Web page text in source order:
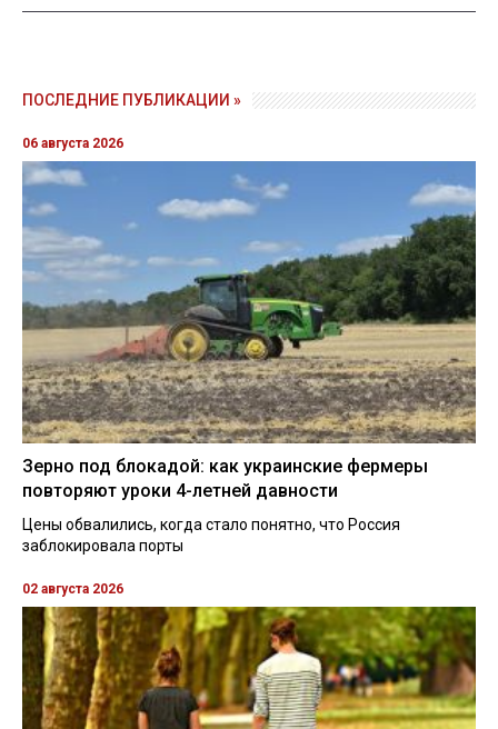
ПОСЛЕДНИЕ ПУБЛИКАЦИИ »
06 августа 2026
Зерно под блокадой: как украинские фермеры
повторяют уроки 4-летней давности
Цены обвалились, когда стало понятно, что Россия
заблокировала порты
02 августа 2026